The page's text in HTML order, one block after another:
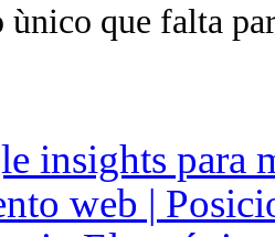
ùnico que falta
insights para
web |